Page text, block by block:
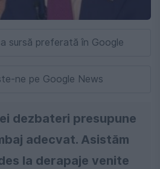
sursă preferată în Google
ne pe Google News
dezbateri presupune
adecvat. Asistăm
la derapaje venite